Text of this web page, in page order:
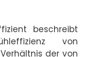
beschreibt
von
der von